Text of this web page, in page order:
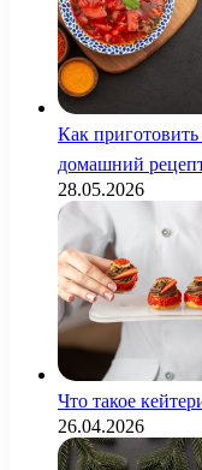
Как
домашний
28.05.2026
Что такое
26.04.2026